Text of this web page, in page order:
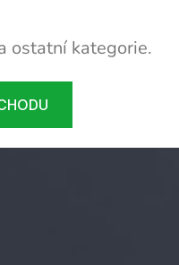
ostatní kategorie.